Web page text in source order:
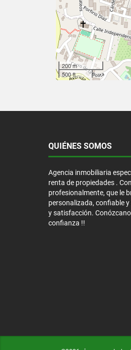
200 m
500 ft
QUIÉNES SOMOS
Agencia inmobiliaria
renta de propiedades .
profesionalmente, que le
personalizada, confiable
y satisfacción.
confianza !!